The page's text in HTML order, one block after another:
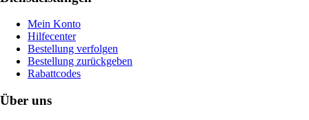
Mein Konto
Hilfecenter
Bestellung verfolgen
Bestellung zurückgeben
Rabattcodes
Über uns